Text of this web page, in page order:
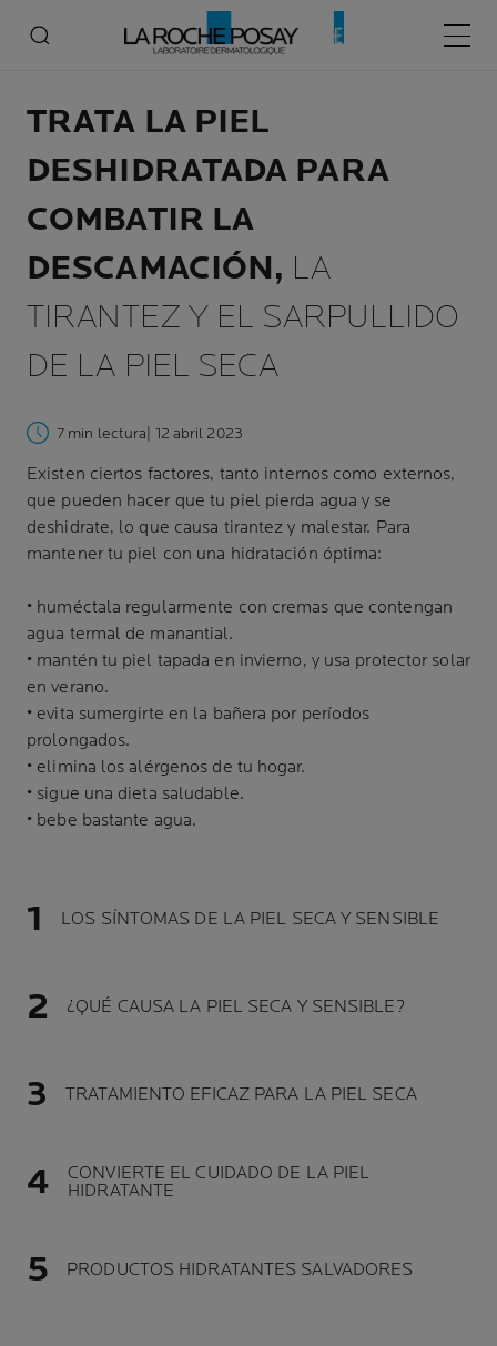
Menú
TRATA LA PIEL
DESHIDRATADA PARA
COMBATIR LA
DESCAMACIÓN, LA
TIRANTEZ Y EL SARPULLIDO
DE LA PIEL SECA
7 min lectura | 12 abril 2023
Existen ciertos factores, tanto internos como externos,
que pueden hacer que tu piel pierda agua y se
deshidrate, lo que causa tirantez y malestar. Para
mantener tu piel con una hidratación óptima:
• huméctala regularmente con cremas que contengan
agua termal de manantial.
• mantén tu piel tapada en invierno, y usa protector solar
en verano.
• evita sumergirte en la bañera por períodos
prolongados.
• elimina los alérgenos de tu hogar.
• sigue una dieta saludable.
• bebe bastante agua.
LOS SÍNTOMAS DE LA PIEL SECA Y SENSIBLE
¿QUÉ CAUSA LA PIEL SECA Y SENSIBLE?
TRATAMIENTO EFICAZ PARA LA PIEL SECA
CONVIERTE EL CUIDADO DE LA PIEL
HIDRATANTE
PRODUCTOS HIDRATANTES SALVADORES